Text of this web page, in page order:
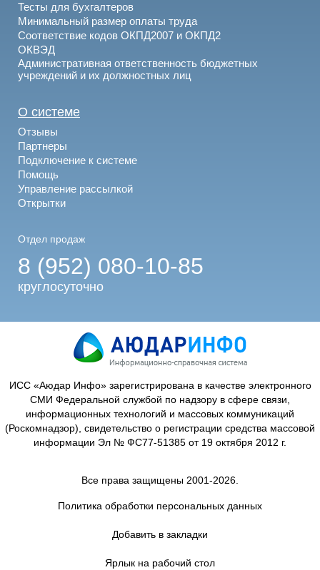
Тесты для бухгалтеров
Минимальный размер оплаты труда
Соответствие кодов ОКПД2007 и ОКПД2
ОКВЭД
Административная ответственность бюджетных
учреждений и их должностных лиц
О системе
Отзывы
Партнеры
Подключение к системе
Помощь
Управление рассылкой
Открытки
Отдел продаж
8 (952) 080-10-85
круглосуточно
ИСС «Аюдар Инфо» зарегистрирована в качестве электронного
СМИ Федеральной службой по надзору в сфере связи,
информационных технологий и массовых коммуникаций
(Роскомнадзор), свидетельство о регистрации средства массовой
информации Эл № ФС77-51385 от 19 октября 2012 г.
Все права защищены 2001-2026.
Политика обработки персональных данных
Добавить в закладки
Ярлык на рабочий стол